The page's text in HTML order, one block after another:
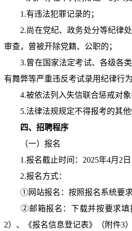
1.有违法犯罪记录的；
2.尚在党纪、政务处分等纪律处
审查，曾被开除党籍、公职的；
3.曾在国家法定考试、各级各类
有舞弊等严重违反考试录用纪律行
4.被依法列入失信联合惩戒对象
5.法律法规规定不得报考的其他
四、招聘程序
（一）报名
1.报名截止时间：2025年4月2日
2.报名方式：
①网站报名：按照报名系统要求
②邮箱报名：下载并按要求填
2）、《报名信息登记表》（附件3